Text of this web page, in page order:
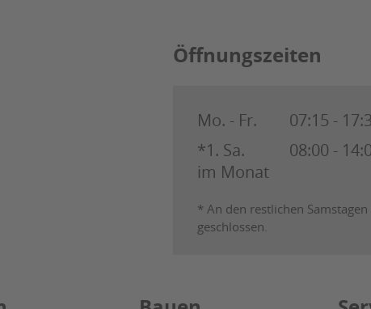
Öffnungszeiten
Mo. - Fr.
07:15 -
*1. Sa.
im Monat
08:00 -
* An den restlichen
geschlossen.